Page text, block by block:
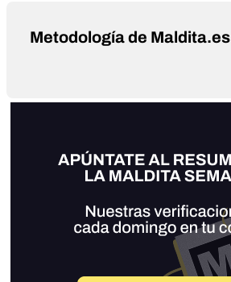
Metodología de Maldita.es